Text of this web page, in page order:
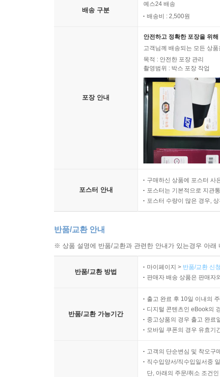
배송 구분
예스24 배송
배송비 : 2,500원
포장 안내
안전하고 정확한 포장을 위
고객님께 배송되는 모든 상
목적 : 안전한 포장 관리
촬영범위 : 박스 포장 작업
포스터 안내
구매하신 상품에 포스터 사
포스터는 기본적으로 지관
포스터 수량이 많은 경우,
반품/교환 안내
※ 상품 설명에 반품/교환과 관련한 안내가 있는경우 아
반품/교환 방법
마이페이지 > 반품/교환 신
판매자 배송 상품은 판매자
반품/교환 가능기간
출고 완료 후 10일 이내의
디지털 콘텐츠인 eBook의
중고상품의 경우 출고 완료
모바일 쿠폰의 경우 유효기
고객의 단순변심 및 착오구
직수입양서/직수입일서중
단, 아래의 주문/취소 조건